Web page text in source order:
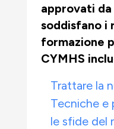
approvati
soddisfano i
formazione
CYMHS
Trattare la
Tecniche e
le sfide del